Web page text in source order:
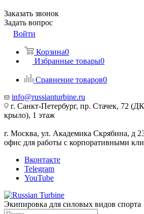
Заказать звонок
Задать вопрос
Войти
Корзина0
Избранные товары0
Сравнение товаров0
info@russianturbine.ru
г. Санкт-Петербург, пр. Стачек, 72
крыло), 1 этаж
г. Москва, ул. Академика Скрябина, д
офис для работы с корпоративными
Вконтакте
Telegram
YouTube
Экипировка для силовых видов спорта